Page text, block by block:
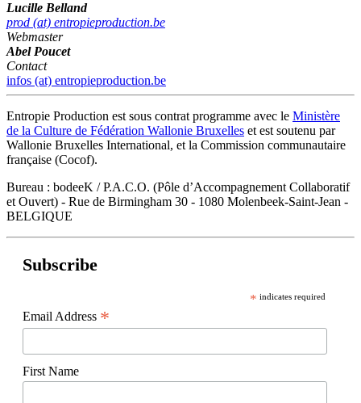
Lucille Belland
prod (at) entropieproduction.be
Webmaster
Abel Poucet
Contact
infos (at) entropieproduction.be
Entropie Production est sous contrat programme avec le Ministère
de la Culture de Fédération Wallonie Bruxelles et est soutenu par
Wallonie Bruxelles International, et la Commission communautaire
française (Cocof).
Bureau : bodeeK / P.A.C.O. (Pôle d’Accompagnement Collaboratif
et Ouvert) - Rue de Birmingham 30 - 1080 Molenbeek-Saint-Jean -
BELGIQUE
Subscribe
* indicates required
Email Address *
First Name